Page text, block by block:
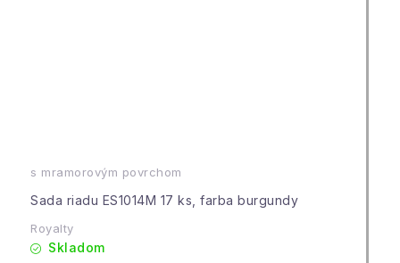
s mramorovým povrchom
Sada riadu ES1014M 17 ks, farba burgundy
Royalty
Skladom